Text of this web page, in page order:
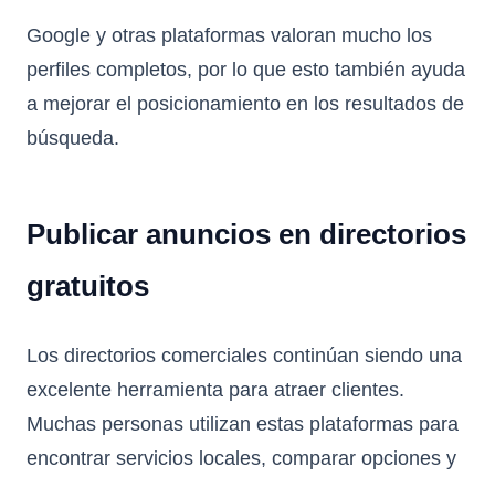
Google y otras plataformas valoran mucho los
perfiles completos, por lo que esto también ayuda
a mejorar el posicionamiento en los resultados de
búsqueda.
Publicar anuncios en directorios
gratuitos
Los directorios comerciales continúan siendo una
excelente herramienta para atraer clientes.
Muchas personas utilizan estas plataformas para
encontrar servicios locales, comparar opciones y